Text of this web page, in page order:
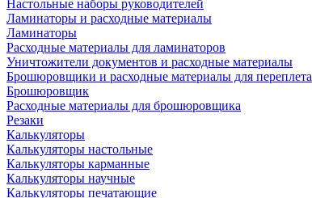
Настольные наборы руководителей
Ламинаторы и расходные материалы
Ламинаторы
Расходные материалы для ламинаторов
Уничтожители документов и расходные материалы
Брошюровщики и расходные материалы для переплета
Брошюровщик
Расходные материалы для брошюровщика
Резаки
Калькуляторы
Калькуляторы настольные
Калькуляторы карманные
Калькуляторы научные
Калькуляторы печатающие